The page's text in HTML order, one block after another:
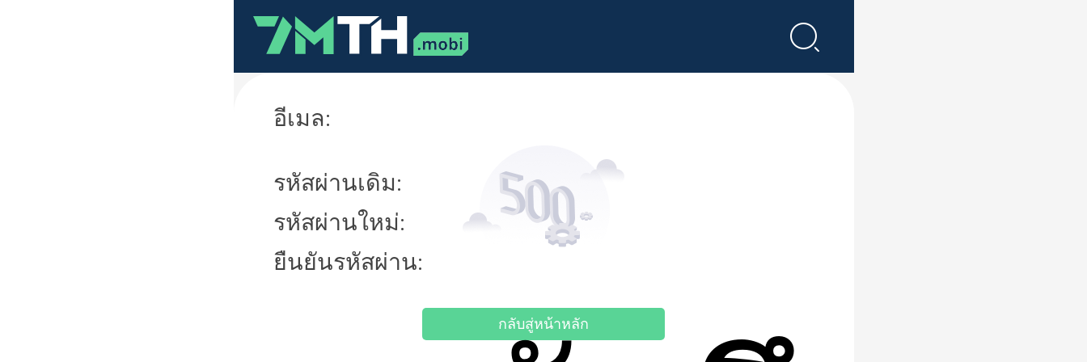
อีเมล:
รหัสผ่านเดิม:
รหัสผ่านใหม่:
ยืนยันรหัสผ่าน:
กลับสู่หน้าหลัก